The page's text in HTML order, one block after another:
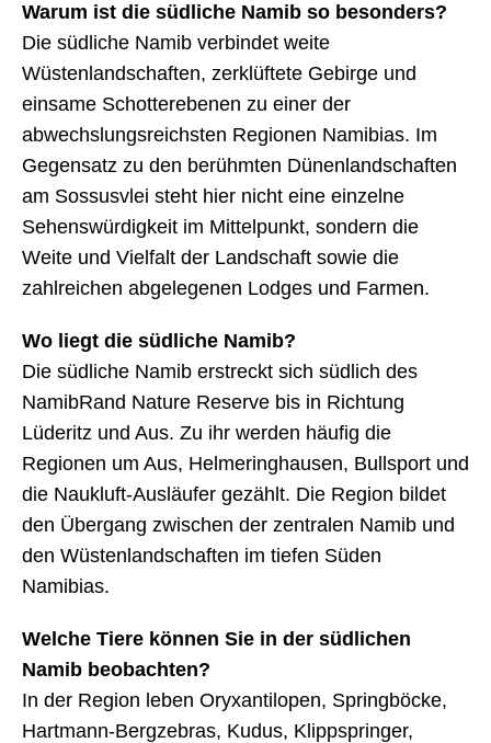
Warum ist die südliche Namib so besonders?
Die südliche Namib verbindet weite
Wüstenlandschaften, zerklüftete Gebirge und
einsame Schotterebenen zu einer der
abwechslungsreichsten Regionen Namibias. Im
Gegensatz zu den berühmten Dünenlandschaften
am Sossusvlei steht hier nicht eine einzelne
Sehenswürdigkeit im Mittelpunkt, sondern die
Weite und Vielfalt der Landschaft sowie die
zahlreichen abgelegenen Lodges und Farmen.
Wo liegt die südliche Namib?
Die südliche Namib erstreckt sich südlich des
NamibRand Nature Reserve bis in Richtung
Lüderitz und Aus. Zu ihr werden häufig die
Regionen um Aus, Helmeringhausen, Bullsport und
die Naukluft-Ausläufer gezählt. Die Region bildet
den Übergang zwischen der zentralen Namib und
den Wüstenlandschaften im tiefen Süden
Namibias.
Welche Tiere können Sie in der südlichen
Namib beobachten?
In der Region leben Oryxantilopen, Springböcke,
Hartmann-Bergzebras, Kudus, Klippspringer,